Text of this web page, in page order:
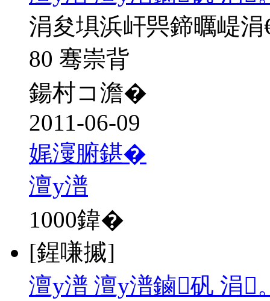
涓夋埧浜屽巺鍗曞崼
80 骞崇背
鍚村コ澹�
2011-06-09
娓濅腑鍖�
澶у潽
1000鍏�
[鍟嗛摵]
澶у潽 澶у潽鏀矾 涓